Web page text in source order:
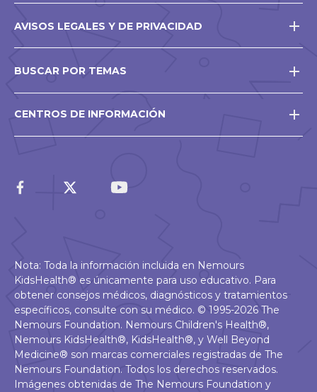
AVISOS LEGALES Y DE PRIVACIDAD
BUSCAR POR TEMAS
CENTROS DE INFORMACIÓN
Nota: Toda la información incluida en Nemours
KidsHealth® es únicamente para uso educativo. Para
obtener consejos médicos, diagnósticos y tratamientos
específicos, consulte con su médico. © 1995-2026 The
Nemours Foundation. Nemours Children's Health®,
Nemours KidsHealth®, KidsHealth®, y Well Beyond
Medicine® son marcas comerciales registradas de The
Nemours Foundation. Todos los derechos reservados.
Imágenes obtenidas de The Nemours Foundation y